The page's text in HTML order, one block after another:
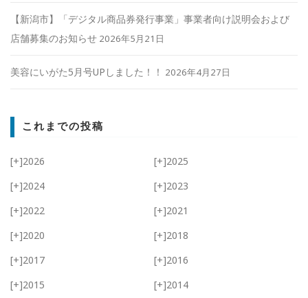
【新潟市】「デジタル商品券発行事業」事業者向け説明会および
店舗募集のお知らせ 2026年5月21日
美容にいがた5月号UPしました！！ 2026年4月27日
これまでの投稿
[+]2026 [+]2025
[+]2024 [+]2023
[+]2022 [+]2021
[+]2020 [+]2018
[+]2017 [+]2016
[+]2015 [+]2014